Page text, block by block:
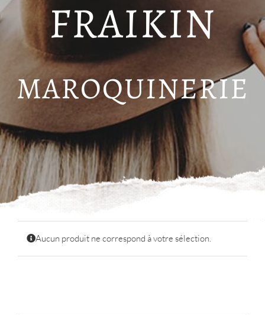
FRAIKIN
MAROQUINERIE
Aucun produit ne correspond à votre sélection.